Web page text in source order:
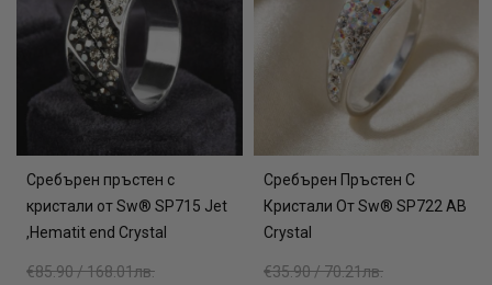
Сребърен пръстен с
кристали от Sw® SP715 Jet
,Hematit end Crystal
€85.90 / 168.01лв.
Сребърен Пръстен С
Кристали От Sw® SP722 AB
Crystal
€35.90 / 70.21лв.